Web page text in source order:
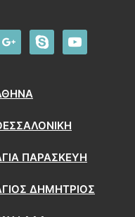
google skype youtube
ΠΑΡΑΣΚΕΥΗ
ΔΗΜΗΤΡΙΟΣ